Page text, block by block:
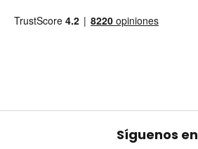
Síguenos en